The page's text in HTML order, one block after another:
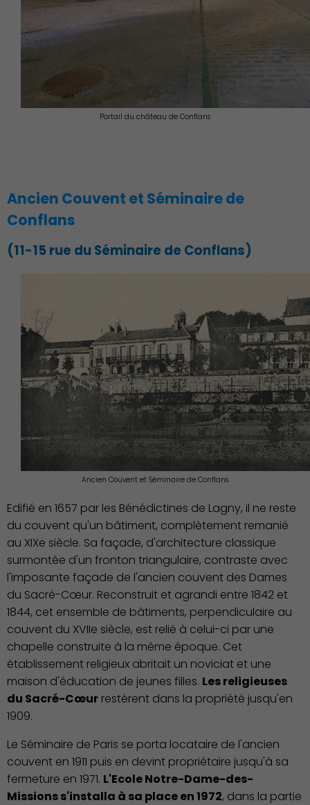
Portail du château de Conflans
Ancien Couvent et Séminaire de
Conflans
(11-15 rue du Séminaire de Conflans)
Ancien Couvent et Séminaire de Conflans
Edifié en 1657 par les Bénédictines de Lagny, il ne reste
du couvent qu'un bâtiment, complètement remanié
au XIXe siècle. Sa façade, d'architecture classique
surmontée d'un fronton triangulaire, contraste avec
l'imposante façade de l'ancien couvent des Dames
du Sacré-Cœur. Reconstruit et agrandi entre 1842 et
1844, cet ensemble de bâtiments, perpendiculaire au
couvent du XVIIe siècle, est relié à celui-ci par une
chapelle construite à la même époque. Cet
établissement religieux abritait un noviciat et une
maison d'éducation de jeunes filles. Les religieuses
du Sacré-Cœur restèrent dans la propriété jusqu'en
1909.
Le Séminaire de Paris se porta locataire de l'ancien
couvent en 1911 puis en devint propriétaire jusqu'à sa
fermeture en 1971. L'Ecole Notre-Dame-des-
Missions s'installa à sa place en 1972, dans la partie